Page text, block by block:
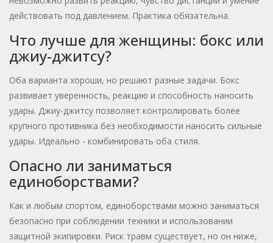
действовать под давлением. Практика обязательна.
Что лучше для женщины: бокс или
джиу-джитсу?
Оба варианта хороши, но решают разные задачи. Бокс
развивает уверенность, реакцию и способность наносить
удары. Джиу-джитсу позволяет контролировать более
крупного противника без необходимости наносить сильные
удары. Идеально - комбинировать оба стиля.
Опасно ли заниматься
единоборствами?
Как и любым спортом, единоборствами можно заниматься
безопасно при соблюдении техники и использовании
защитной экипировки. Риск травм существует, но он ниже,